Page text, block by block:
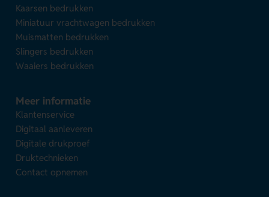
Kaarsen bedrukken
Miniatuur vrachtwagen bedrukken
Muismatten bedrukken
Slingers bedrukken
Waaiers bedrukken
Meer informatie
Klantenservice
Digitaal aanleveren
Digitale drukproef
Druktechnieken
Contact opnemen